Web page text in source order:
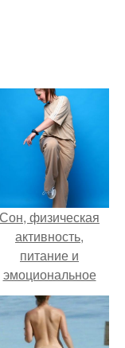
Сон, физическая
активность,
питание и
эмоциональное
состояние!